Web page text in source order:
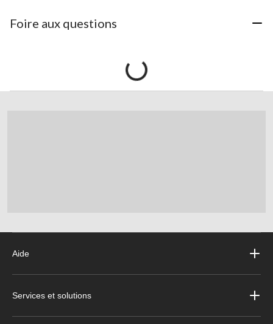
Foire aux questions
Aide
Services et solutions